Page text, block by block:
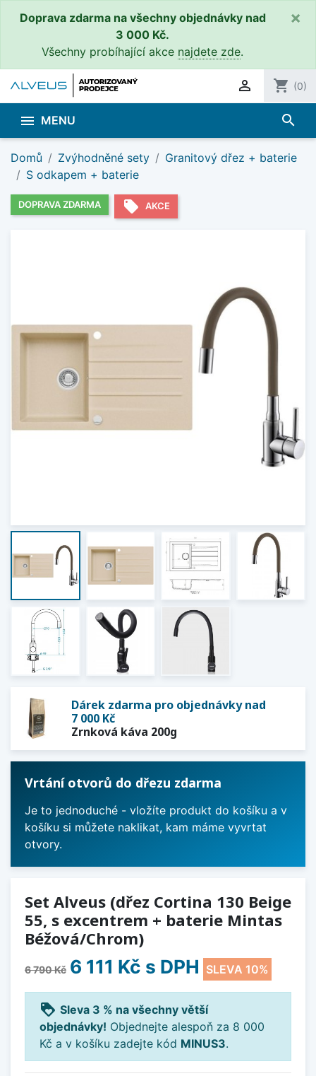
Doprava zdarma na všechny objednávky nad
3 000 Kč.
Všechny probíhající akce najdete zde.
×
 shopping_cart (0)
 MENU search
Domů Zvýhodněné sety
Granitový dřez + baterie
S odkapem + baterie
DOPRAVA ZDARMA local_offer AKCE
Dárek zdarma pro objednávky nad
7 000 Kč
Zrnková káva 200g
Vrtání otvorů do dřezu zdarma
Je to jednoduché - vložíte produkt do košíku a v
košíku si můžete naklikat, kam máme vyvrtat
otvory.
Set Alveus (dřez Cortina 130 Beige
55, s excentrem + baterie Mintas
Béžová/Chrom)
6 790 Kč 6 111 Kč s DPH SLEVA 10%
loyalty Sleva 3 % na všechny větší
objednávky! Objednejte alespoň za 8 000
Kč a v košíku zadejte kód MINUS3.